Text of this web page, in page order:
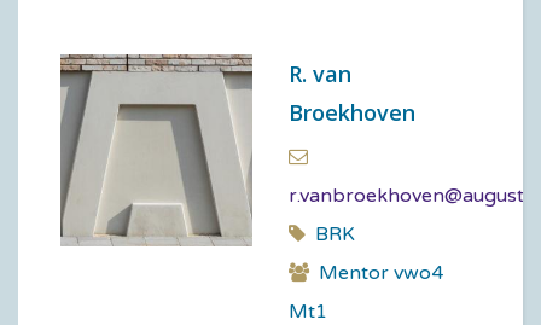
R. van
Broekhoven
BRK
Mentor vwo4
Mt1